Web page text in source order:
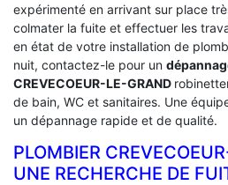
expérimenté en arrivant sur place
colmater la fuite et effectuer les
en état de votre installation de
nuit, contactez-le pour un
CREVECOEUR-LE-GRAND
de bain, WC et sanitaires. Une
un dépannage rapide et de qualité.
PLOMBIER
UNE RECHERCHE DE